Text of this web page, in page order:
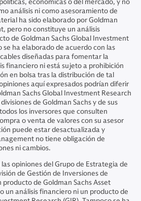
análisis ni como asesoramiento de
ha sido elaborado por Goldman
pero no constituye un análisis
de Goldman Sachs Global Investment
se ha elaborado de acuerdo con las
diseñadas para fomentar la
financiero ni está sujeto a prohibición
en bolsa tras la distribución de tal
aquí expresados podrían diferir
Sachs Global Investment Research
de Goldman Sachs y de sus
los inversores que consulten
o venta de valores con su asesor
puede estar desactualizada y
no tiene obligación de
ni cambios.
opiniones del Grupo de Estrategia de
de Gestión de Inversiones de
producto de Goldman Sachs Asset
un análisis financiero ni un producto de